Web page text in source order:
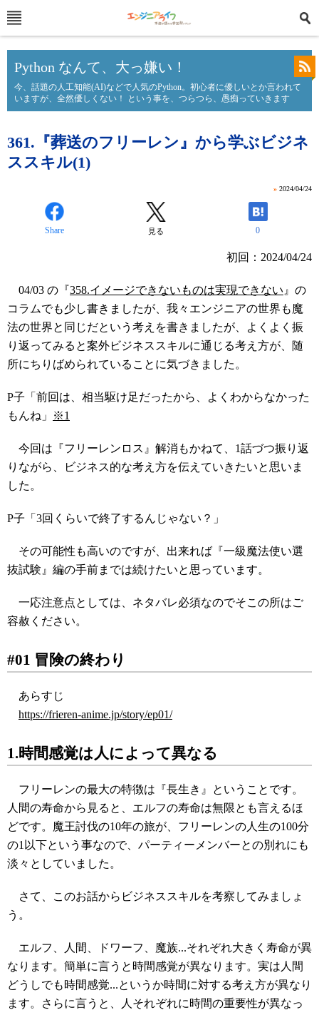
Python なんて、大っ嫌い！
今、話題の人工知能(AI)などで人気のPython。初心者に優しいとか言われて
いますが、全然優しくない！ という事を、つらつら、愚痴っていきます
361.『葬送のフリーレン』から学ぶビジネ
ススキル(1)
» 2024/04/24
Share 見る 0
初回：2024/04/24
04/03 の『358.イメージできないものは実現できない 』の
コラムでも少し書きましたが、我々エンジニアの世界も魔
法の世界と同じだという考えを書きましたが、よくよく振
り返ってみると案外ビジネススキルに通じる考え方が、随
所にちりばめられていることに気づきました。
P子「前回は、相当駆け足だったから、よくわからなかった
もんね」
※1
今回は『フリーレンロス』解消もかねて、1話づつ振り返
りながら、ビジネス的な考え方を伝えていきたいと思いま
した。
P子「3回くらいで終了するんじゃない？」
その可能性も高いのですが、出来れば『一級魔法使い選
抜試験』編の手前までは続けたいと思っています。
一応注意点としては、ネタバレ必須なのでそこの所はご
容赦ください。
#01 冒険の終わり
あらすじ
https://frieren-anime.jp/story/ep01/
1.時間感覚は人によって異なる
フリーレンの最大の特徴は『長生き』ということです。
人間の寿命から見ると、エルフの寿命は無限とも言えるほ
どです。魔王討伐の10年の旅が、フリーレンの人生の100分
の1以下という事なので、パーティーメンバーとの別れにも
淡々としていました。
さて、このお話からビジネススキルを考察してみましょ
う。
エルフ、人間、ドワーフ、魔族...それぞれ大きく寿命が異
なります。簡単に言うと時間感覚が異なります。実は人間
どうしでも時間感覚...というか時間に対する考え方が異なり
ます。さらに言うと、人それぞれに時間の重要性が異なっ